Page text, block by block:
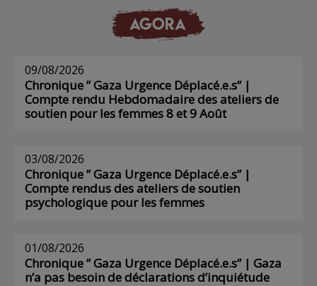
AGORA
09/08/2026
Chronique ” Gaza Urgence Déplacé.e.s” |
Compte rendu Hebdomadaire des ateliers de
soutien pour les femmes 8 et 9 Août
03/08/2026
Chronique ” Gaza Urgence Déplacé.e.s” |
Compte rendus des ateliers de soutien
psychologique pour les femmes
01/08/2026
Chronique ” Gaza Urgence Déplacé.e.s” | Gaza
n’a pas besoin de déclarations d’inquiétude